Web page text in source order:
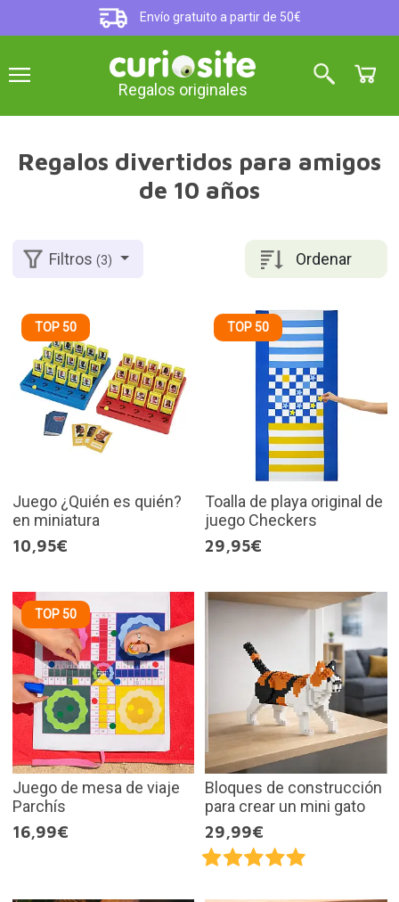
Envío gratuito a partir de 50€
Regalos originales
Regalos divertidos para amigos
de 10 años
Ordenar
Filtros(3)
TOP 50
Juego ¿Quién es quién?
en miniatura
10,95€
TOP 50
Toalla de playa original de
juego Checkers
29,95€
TOP 50
Juego de mesa de viaje
Parchís
16,99€
Bloques de construcción
para crear un mini gato
29,99€